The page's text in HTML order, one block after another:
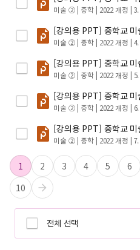
미술 ② | 중학 | 2022 개정 |
[강의용 PPT] 중학교
미술 ② | 중학 | 2022 개정 |
[강의용 PPT] 중학교
미술 ② | 중학 | 2022 개정 |
[강의용 PPT] 중학교
미술 ② | 중학 | 2022 개정 |
[강의용 PPT] 중학교
미술 ② | 중학 | 2022 개정 |
1 2 3 4 5 6
10
전체 선택